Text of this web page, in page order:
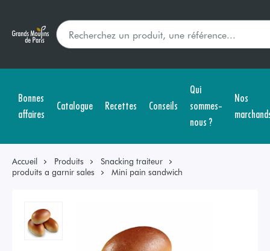
Bonnes
affaires
Catalogue Recettes Conseils
Qui
sommes-
nous ?
Nos
Accueil Produits
Snacking traiteur
produits a garnir sales
Mini pain sandwich